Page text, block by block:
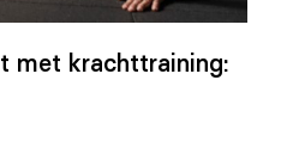
met krachttraining: